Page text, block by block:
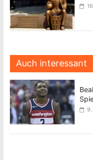
Auch interessant
9.